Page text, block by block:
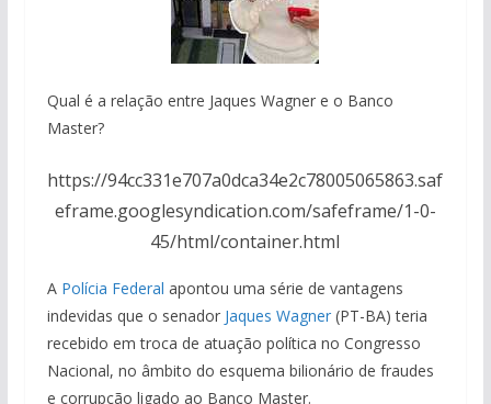
Qual é a relação entre Jaques Wagner e o Banco
Master?
https://94cc331e707a0dca34e2c78005065863.saf
eframe.googlesyndication.com/safeframe/1-0-
45/html/container.html
A Polícia Federal apontou uma série de vantagens
indevidas que o senador Jaques Wagner(PT-BA) teria
recebido em troca de atuação política no Congresso
Nacional, no âmbito do esquema bilionário de fraudes
e corrupção ligado ao Banco Master.